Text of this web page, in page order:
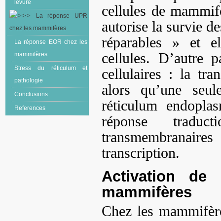
levure
La réponse UPR
chez les mammifères
La réponse EOR chez les
mammifères
Stress du réticulum et
pathologie
Conclusions
References
cellules de
autorise la survie
réparables » et
cellules. D’autre
cellulaires : la
alors qu’une
réticulum
réponse
transcription.
Activation de
mammifères
Chez les